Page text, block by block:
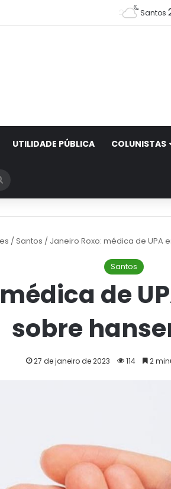
Santos
UTILIDADE PÚBLICA COLUNISTAS
por
/Santos / Janeiro Roxo: médica de UPA
Santos
de
sobre
27 de janeiro de 2023 114 2